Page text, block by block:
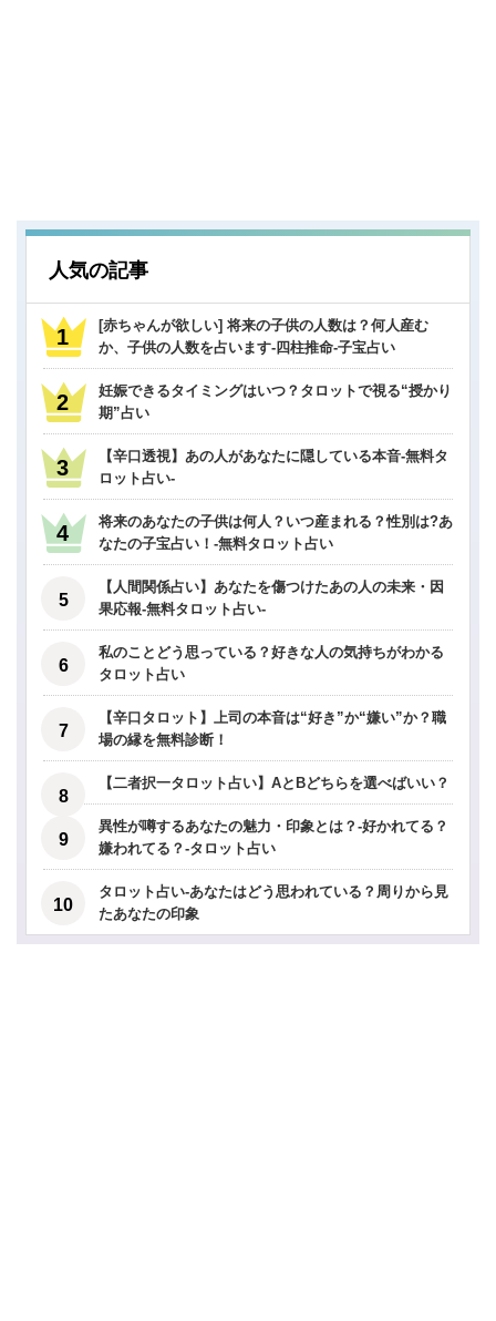
人気の記事
[赤ちゃんが欲しい] 将来の子供の人数は？何人産む
か、子供の人数を占います-四柱推命-子宝占い
妊娠できるタイミングはいつ？タロットで視る“授かり
期”占い
【辛口透視】あの人があなたに隠している本音-無料タ
ロット占い-
将来のあなたの子供は何人？いつ産まれる？性別は?あ
なたの子宝占い！-無料タロット占い
【人間関係占い】あなたを傷つけたあの人の未来・因
果応報-無料タロット占い-
私のことどう思っている？好きな人の気持ちがわかる
タロット占い
【辛口タロット】上司の本音は“好き”か“嫌い”か？職
場の縁を無料診断！
【二者択一タロット占い】AとBどちらを選べばいい？
異性が噂するあなたの魅力・印象とは？-好かれてる？
嫌われてる？-タロット占い
タロット占い-あなたはどう思われている？周りから見
たあなたの印象